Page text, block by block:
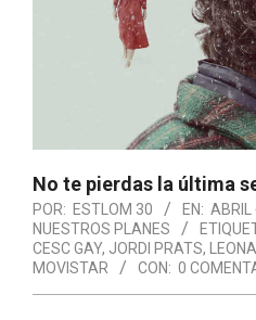
No te pierdas la última
POR: ESTLOM 30 EN: ABRIL
NUESTROS PLANES
CESC GAY, JORDI PRATS,
MOVISTAR
CON: 0